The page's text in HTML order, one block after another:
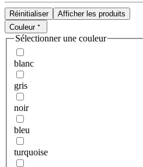
Réinitialiser
Afficher les produits
Couleur
Sélectionner une couleur
blanc
gris
noir
bleu
turquoise